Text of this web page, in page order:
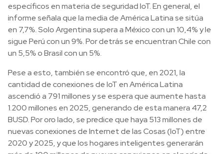
específicos en materia de seguridad IoT. En general, el
informe señala que la media de América Latina se sitúa
en 7,7%. Solo Argentina supera a México con un 10,4% y le
sigue Perú con un 9%. Por detrás se encuentran Chile con
un 5,5% o Brasil con un 5%.
Pese a esto, también se encontró que, en 2021, la
cantidad de conexiones de IoT en América Latina
ascendió a 791 millones y se espera que aumente hasta
1.200 millones en 2025, generando de esta manera 47,2
BUSD. Por oro lado, se predice que haya 513 millones de
nuevas conexiones de Internet de las Cosas (IoT) entre
2020 y 2025, y que los hogares inteligentes generarán